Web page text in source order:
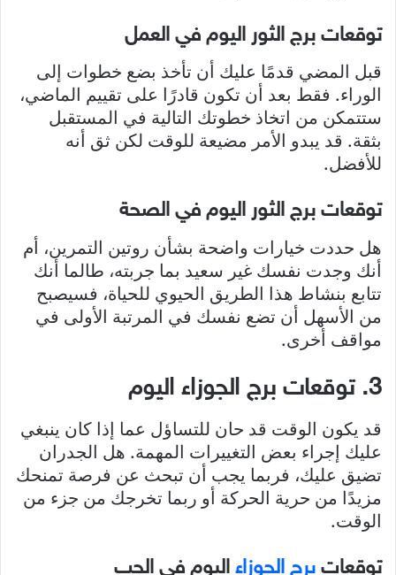
توقعات برج الثور اليوم في العمل
قبل المضي قدمًا عليك أن تأخذ بضع خطوات إلى
الوراء. فقط بعد أن تكون قادرًا على تقييم الماضي،
ستتمكن من اتخاذ خطوتك التالية في المستقبل
بثقة. قد يبدو الأمر مضيعة للوقت لكن ثق أنه
للأفضل.
توقعات برج الثور اليوم في الصحة
هل حددت خيارات واضحة بشأن روتين التمرين، أم
أنك وجدت نفسك غير سعيد بما جربته، طالما أنك
تتابع بنشاط هذا الطريق الحيوي للحياة، فسيصبح
من الأسهل أن تضع نفسك في المرتبة الأولى في
مواقف أخرى.
3. توقعات برج الجوزاء اليوم
قد يكون الوقت قد حان للتساؤل عما إذا كان ينبغي
عليك إجراء بعض التغييرات المهمة. هل الجدران
تضيق عليك، فربما يجب أن تبحث عن فرصة تمنحك
مزيدًا من حرية الحركة أو ربما تخرجك من جزء من
الوقت.
توقعات برج الجوزاء اليوم في الحب